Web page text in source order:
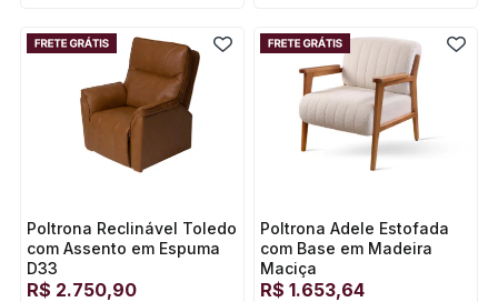
Poltrona Reclinável Toledo
com Assento em Espuma
D33
R$ 2.750,90
Poltrona Adele Estofada
com Base em Madeira
Maciça
R$ 1.653,64